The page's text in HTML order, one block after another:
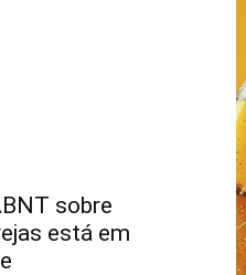
sobre
está em